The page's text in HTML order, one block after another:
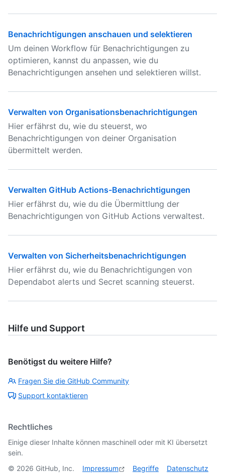
Benachrichtigungen anschauen und selektieren
Um deinen Workflow für Benachrichtigungen zu
optimieren, kannst du anpassen, wie du
Benachrichtigungen ansehen und selektieren willst.
Verwalten von Organisationsbenachrichtigungen
Hier erfährst du, wie du steuerst, wo
Benachrichtigungen von deiner Organisation
übermittelt werden.
Verwalten GitHub Actions-Benachrichtigungen
Hier erfährst du, wie du die Übermittlung der
Benachrichtigungen von GitHub Actions verwaltest.
Verwalten von Sicherheitsbenachrichtigungen
Hier erfährst du, wie du Benachrichtigungen von
Dependabot alerts und Secret scanning steuerst.
Hilfe und Support
Benötigst du weitere Hilfe?
Fragen Sie die GitHub Community
Support kontaktieren
Rechtliches
Einige dieser Inhalte können maschinell oder mit KI übersetzt
sein.
© 2026 GitHub, Inc. Impressum Begriffe Datenschutz